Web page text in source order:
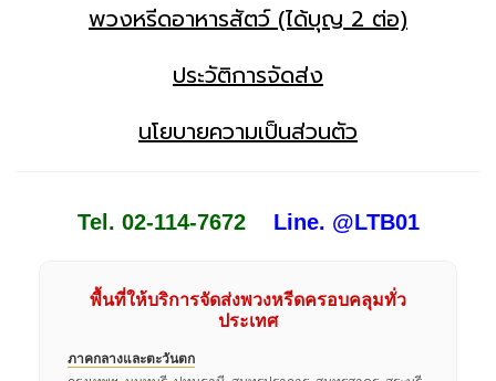
พวงหรีดอาหารสัตว์ (ได้บุญ 2 ต่อ)
ประวัติการจัดส่ง
นโยบายความเป็นส่วนตัว
Tel. 02-114-7672 Line. @LTB01
พื้นที่ให้บริการจัดส่งพวงหรีดครอบคลุมทั่ว
ประเทศ
ภาคกลางและตะวันตก